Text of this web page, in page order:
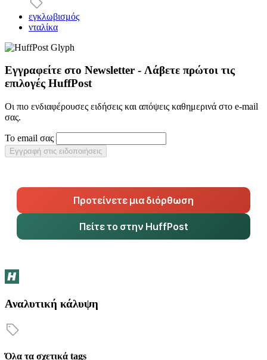
εγκλωβισμός
νταλίκα
Εγγραφείτε στο Newsletter - Λάβετε πρώτοι τις
επιλογές HuffPost
Οι πιο ενδιαφέρουσες ειδήσεις και απόψεις καθημερινά στο e-mail
σας.
Το email σας
Εγγραφή στις ειδοποιήσεις
Προτείνετε μια διόρθωση
Πείτε το στην HuffPost
Αναλυτική κάλυψη
Όλα τα σχετικά tags